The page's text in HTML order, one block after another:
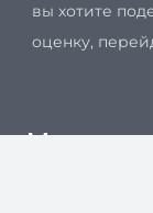
вы хотите
оценку,
Мы